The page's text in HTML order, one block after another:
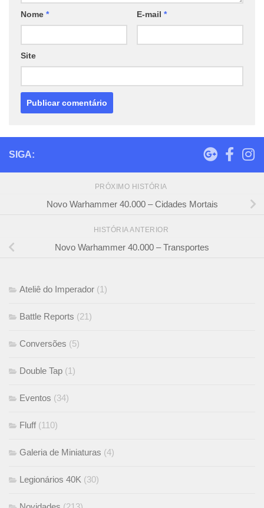
Nome * E-mail *
Site
SIGA:
PRÓXIMO HISTÓRIA
Novo Warhammer 40.000 – Cidades Mortais
HISTÓRIA ANTERIOR
Novo Warhammer 40.000 – Transportes
Ateliê do Imperador (1)
Battle Reports (21)
Conversões (5)
Double Tap (1)
Eventos (34)
Fluff (110)
Galeria de Miniaturas (4)
Legionários 40K (30)